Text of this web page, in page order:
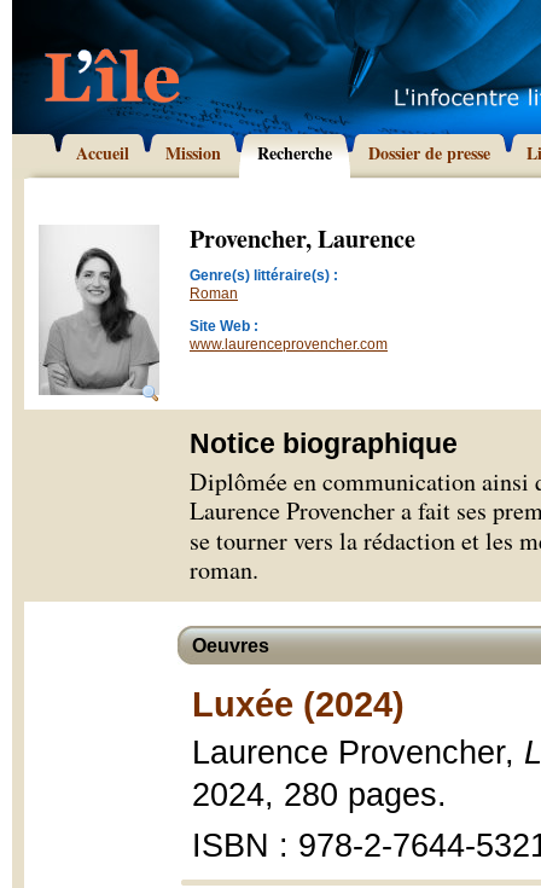
Accueil Mission Recherche Dossier de presse
Provencher, Laurence
Genre(s) littéraire(s) :
Roman
Site Web :
www.laurenceprovencher.com
Notice biographique
Diplômée en communication ainsi
Laurence Provencher a fait ses
se tourner vers la rédaction et les
roman.
Oeuvres
Luxée (2024)
Laurence Provencher,
2024, 280 pages.
ISBN : 978-2-7644-